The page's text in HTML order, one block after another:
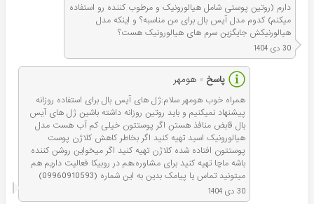
دارم (روتین پوستی شامل هیالورونیک و مرطوب کننده رو استفاده
میکنم) کدوم مدل آیس بال برای من مناسبه؟ و اینکه مدل
هیالورنیکش جایگزین سرم های هیالورونیک هست؟
30 دی 1404
پاسخ هومهر
همراه خوب هومهر سلام:ژل های آیس بال برای استفاده روزانه
پیشنهاد نمیکنیم و باید روتین روزانه داشته باشین ژل های آیس
بال قابض منافذ هستن اگر پوستتون خیلی کم آب هست مدل
هیالورونیک اسید تهیه کنید اگر بخاطر کاهش کلاژن پوست
پوستتون افتاده شده کلاژن تهیه کنید اگر میخواین روشن کننده
باشه ماچا تهیه کنید برای مشاوره،هم در روبیکا فعالیت داریم هم
میتونید تماس یا پیامک بدین به این شماره (09960910593)
30 دی 1404